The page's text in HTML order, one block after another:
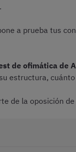
.
a prueba tus
de ofimática de
estructura,
de la oposición